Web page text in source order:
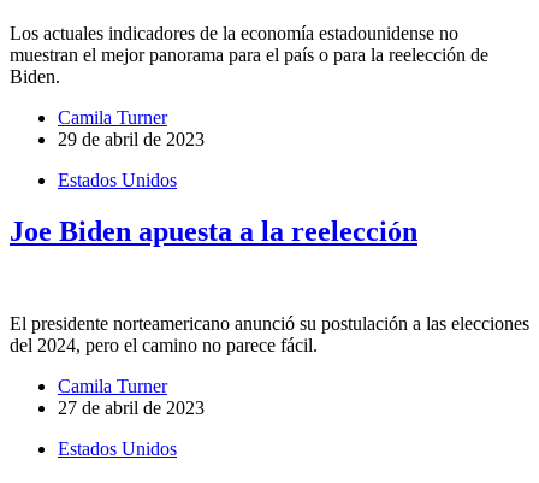
Los actuales indicadores de la economía estadounidense no
muestran el mejor panorama para el país o para la reelección de
Biden.
Camila Turner
29 de abril de 2023
Estados Unidos
Joe Biden apuesta a la reelección
El presidente norteamericano anunció su postulación a las elecciones
del 2024, pero el camino no parece fácil.
Camila Turner
27 de abril de 2023
Estados Unidos